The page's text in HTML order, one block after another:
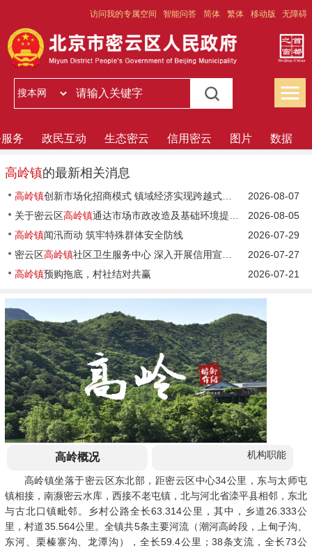
访问我的专属空间 智能问答 简体 繁体 移动版 无障碍
务 政民互动 生态密云 信用密云 图片 数据
高岭镇的最新相关消息
2026-08-07
高岭镇创新市场化招商模式 镇域经济实现跨越式增长
2026-08-05
关于密云区高岭镇通达市场市政改造及基础环境提升工程项目建议书（代可行性 研究报告）的批复
2026-07-29
高岭镇闻汛而动 筑牢特殊群体安全防线
2026-07-27
密云区高岭镇社区卫生服务中心 深入开展信用宣传“进医院”活动
2026-07-21
高岭镇预购拖底，村社结对共赢
高岭概况 机构职能
高岭镇坐落于密云区东北部，距密云区中心34公里，东与太师屯
镇相接，南濒密云水库，西接不老屯镇，北与河北省滦平县相邻，东北
与古北口镇毗邻。乡村公路全长63.314公里，其中，乡道26.333公
里，村道35.564公里。全镇共5条主要河流（潮河高岭段，上甸子沟、
东河、栗榛寨沟、龙潭沟），全长59.4公里；38条支流，全长73公